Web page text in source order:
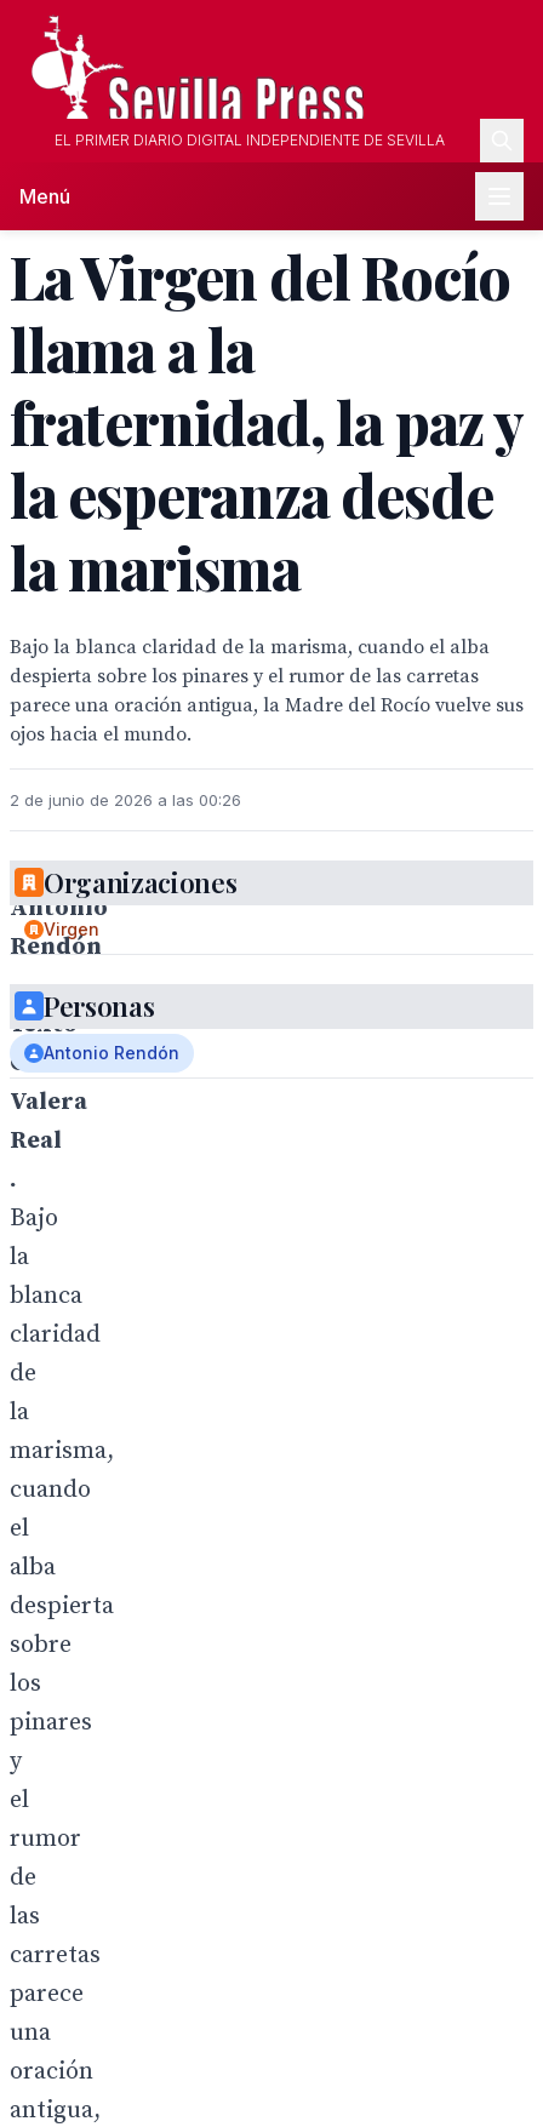
EL PRIMER DIARIO DIGITAL INDEPENDIENTE DE SEVILLA
Menú
La Virgen del Rocío
llama a la
fraternidad, la paz y
la esperanza desde
la marisma
Bajo la blanca claridad de la marisma, cuando el alba
despierta sobre los pinares y el rumor de las carretas
parece una oración antigua, la Madre del Rocío vuelve sus
ojos hacia el mundo.
2 de junio de 2026 a las 00:26
Antonio
Rendón
.
Texto
Carlos
Valera
Real
.
Bajo
la
blanca
claridad
de
la
marisma,
cuando
el
alba
despierta
sobre
los
pinares
y
el
rumor
de
las
carretas
parece
una
oración
antigua,
Organizaciones
Virgen
Personas
Antonio Rendón